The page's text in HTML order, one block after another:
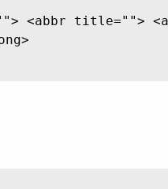
<abbr title="">